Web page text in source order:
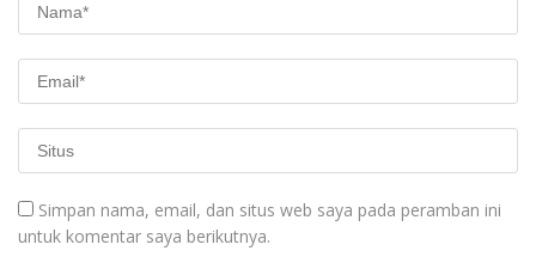
Simpan nama, email, dan situs web saya pada peramban ini
untuk komentar saya berikutnya.